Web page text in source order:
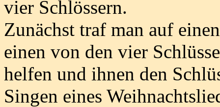
vier Schlössern.
Zunächst traf man auf
einen von den vier
helfen und ihnen den
Singen eines